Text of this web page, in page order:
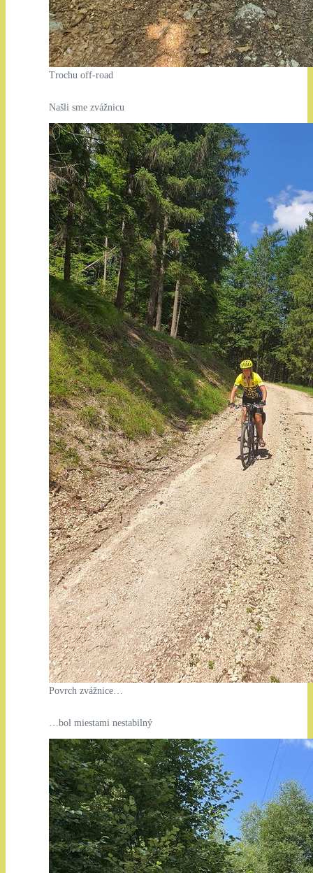
Trochu off-road
Našli sme zvážnicu
Povrch zvážnice…
…bol miestami nestabilný